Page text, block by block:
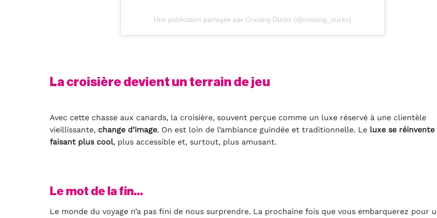
Une publication partagée par Cruising Ducks (@cruising_ducks)
La croisière devient un terrain de jeu
Avec cette chasse aux canards, la croisière, souvent perçue comme un luxe réservé à une clientèle
vieillissante, change d’image. On est loin de l’ambiance guindée et traditionnelle. Le luxe se réinvente
faisant plus cool, plus accessible et, surtout, plus amusant.
Le mot de la fin…
Le monde du voyage n’a pas fini de nous surprendre. La prochaine fois que vous embarquerez pour